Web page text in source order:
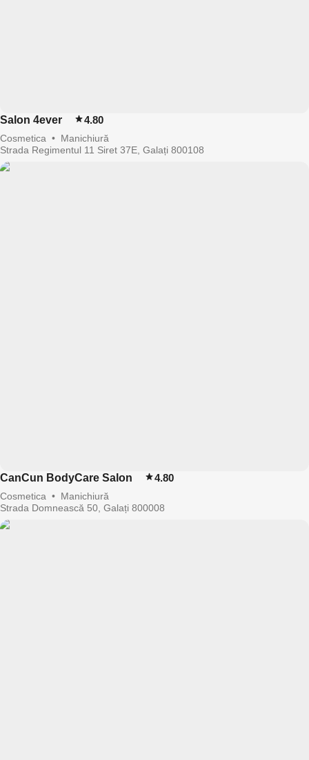
Salon 4ever 4.80
Cosmetica • Manichiură
Strada Regimentul 11 Siret 37E, Galați 800108
CanCun BodyCare Salon 4.80
Cosmetica • Manichiură
Strada Domnească 50, Galați 800008